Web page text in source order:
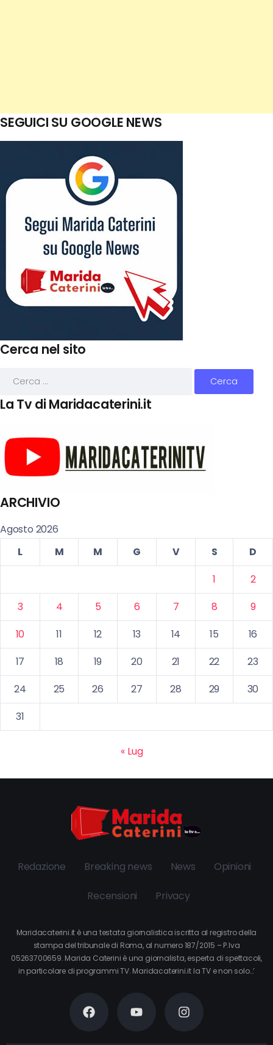
SEGUICI SU GOOGLE NEWS
Cerca nel sito
La Tv di Maridacaterini.it
ARCHIVIO
Agosto 2026
L
M M G V S
D
1
2
3
4 5 6 7 8
9
10
11 12 13 14 15
16
17
18 19 20 21 22
23
24
25 26 27 28 29
30
31
« Lug
Redazione Breaking news News Opinioni
Recensioni Privacy
Maridacaterini.it è una testata giornalistica iscritta al registro della
stampa del tribunale di Roma, al numero 187/2015 – P.Iva
05263700659. Marida Caterini è una giornalista, esperta di spettacoli,
in particolare di programmi TV. Maridacaterini.it la TV e non solo…’